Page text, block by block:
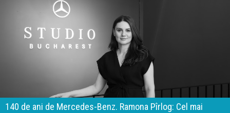
140 de ani de Mercedes-Benz. Ramona Pîrlog: Cel mai